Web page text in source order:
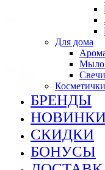
Для дома
Мыло
Косметички
БРЕНДЫ
СКИДКИ
БОНУСЫ